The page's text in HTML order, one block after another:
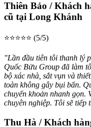
Thiên Bảo / Khách
cũ tại Long Khánh
⭐⭐⭐⭐⭐ (5/5)
"Lần đầu tiên tôi thanh lý
Quốc Bửu Group đã làm
bộ xác nhà, sắt vụn và
toàn không gây bụi bẩn.
chuyển khoản nhanh gọn.
chuyên nghiệp. Tôi sẽ tiếp
Thu Hà / Khách